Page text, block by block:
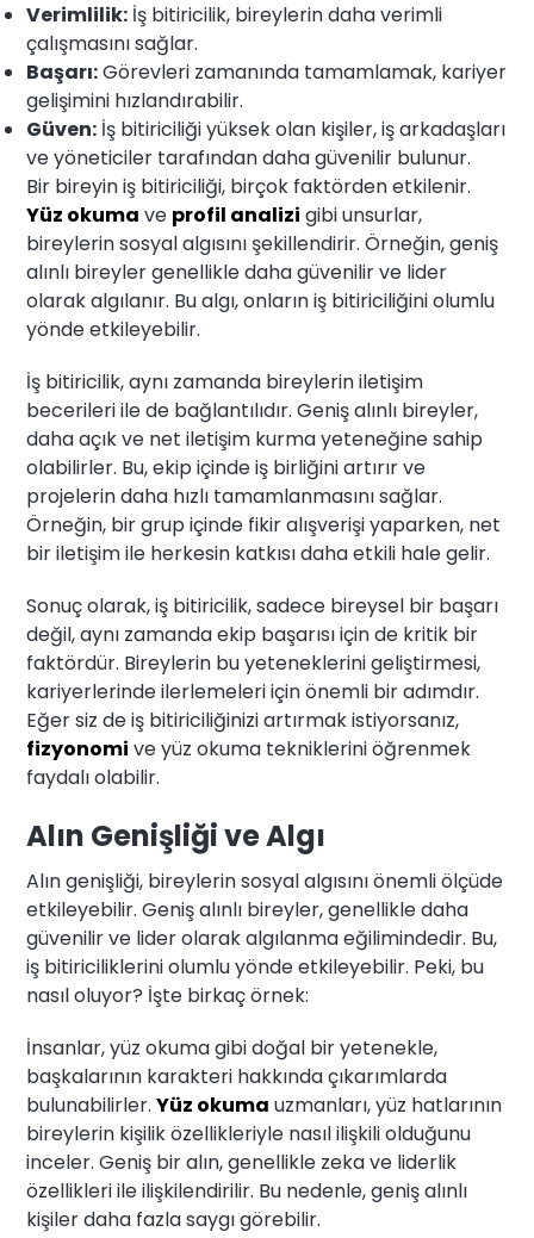
Verimlilik: İş bitiricilik, bireylerin daha verimli
çalışmasını sağlar.
Başarı:Görevleri zamanında tamamlamak, kariyer
gelişimini hızlandırabilir.
Güven: İş bitiriciliği yüksek olan kişiler, iş arkadaşları
ve yöneticiler tarafından daha güvenilir bulunur.
Bir bireyin iş bitiriciliği, birçok faktörden etkilenir.
Yüz okuma ve profil analizi gibi unsurlar,
bireylerin sosyal algısını şekillendirir. Örneğin, geniş
alınlı bireyler genellikle daha güvenilir ve lider
olarak algılanır. Bu algı, onların iş bitiriciliğini olumlu
yönde etkileyebilir.
İş bitiricilik, aynı zamanda bireylerin iletişim
becerileri ile de bağlantılıdır. Geniş alınlı bireyler,
daha açık ve net iletişim kurma yeteneğine sahip
olabilirler. Bu, ekip içinde iş birliğini artırır ve
projelerin daha hızlı tamamlanmasını sağlar.
Örneğin, bir grup içinde fikir alışverişi yaparken, net
bir iletişim ile herkesin katkısı daha etkili hale gelir.
Sonuç olarak, iş bitiricilik, sadece bireysel bir başarı
değil, aynı zamanda ekip başarısı için de kritik bir
faktördür. Bireylerin bu yeteneklerini geliştirmesi,
kariyerlerinde ilerlemeleri için önemli bir adımdır.
Eğer siz de iş bitiriciliğinizi artırmak istiyorsanız,
fizyonomi ve yüz okuma tekniklerini öğrenmek
faydalı olabilir.
Alın Genişliği ve Algı
Alın genişliği, bireylerin sosyal algısını önemli ölçüde
etkileyebilir. Geniş alınlı bireyler, genellikle daha
güvenilir ve lider olarak algılanma eğilimindedir. Bu,
iş bitiriciliklerini olumlu yönde etkileyebilir. Peki, bu
nasıl oluyor? İşte birkaç örnek:
İnsanlar, yüz okuma gibi doğal bir yetenekle,
başkalarının karakteri hakkında çıkarımlarda
bulunabilirler.Yüz okuma uzmanları, yüz hatlarının
bireylerin kişilik özellikleriyle nasıl ilişkili olduğunu
inceler. Geniş bir alın, genellikle zeka ve liderlik
özellikleri ile ilişkilendirilir. Bu nedenle, geniş alınlı
kişiler daha fazla saygı görebilir.